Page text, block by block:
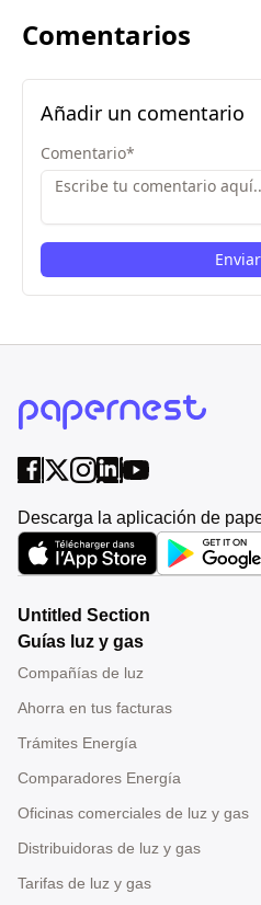
Comentarios
Añadir un comentario
Comentario*
Enviar
Descarga la aplicación de
Untitled Section
Guías luz y gas
Compañías de luz
Ahorra en tus facturas
Trámites Energía
Comparadores Energía
Oficinas comerciales de luz y gas
Distribuidoras de luz y gas
Tarifas de luz y gas